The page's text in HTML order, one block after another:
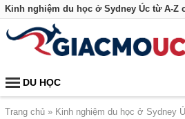
Kinh nghiệm du học ở Sydney Úc từ A-Z
DU HỌC
Trang chủ Kinh nghiệm du học ở Sydney